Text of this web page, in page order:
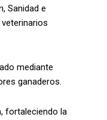
Sanidad e
mediante
ganaderos.
fortaleciendo la